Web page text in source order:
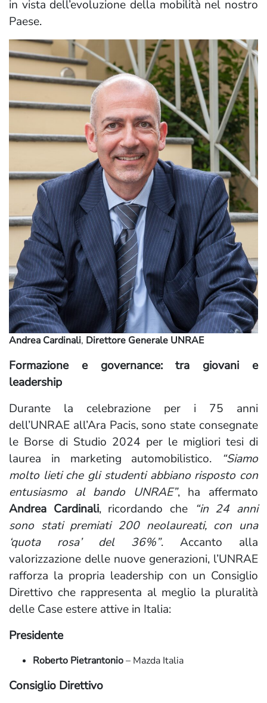
in vista dell’evoluzione della mobilità nel nostro
Paese.
Andrea Cardinali, Direttore Generale UNRAE
Formazione e governance: tra giovani e
leadership
Durante la celebrazione per i 75 anni
dell’UNRAE all’Ara Pacis, sono state consegnate
le Borse di Studio 2024 per le migliori tesi di
laurea in marketing automobilistico.
“Siamo
molto lieti che gli studenti abbiano risposto con
entusiasmo al bando UNRAE”, ha affermato
Andrea Cardinali, ricordando che “in 24 anni
sono stati premiati 200 neolaureati, con una
‘quota rosa’ del 36%”. Accanto alla
valorizzazione delle nuove generazioni, l’UNRAE
rafforza la propria leadership con un Consiglio
Direttivo che rappresenta al meglio la pluralità
delle Case estere attive in Italia:
Presidente
Roberto Pietrantonio– Mazda Italia
Consiglio Direttivo